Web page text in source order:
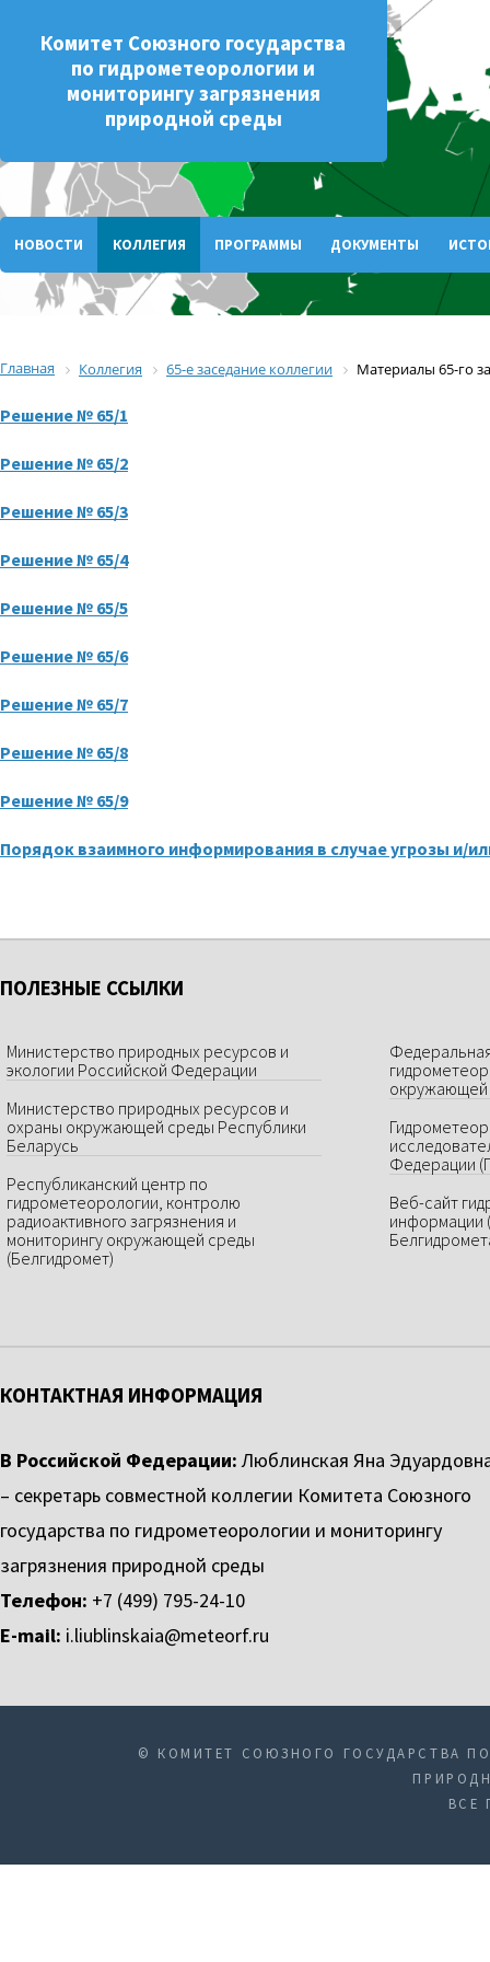
Комитет Союзного государства
по гидрометеорологии и
мониторингу загрязнения
природной среды
НОВОСТИ КОЛЛЕГИЯ ПРОГРАММЫ ДОКУМЕНТЫ
Главная Коллегия 65-е заседание коллегии Материалы 65-го
Решение № 65/1
Решение № 65/2
Решение № 65/3
Решение № 65/4
Решение № 65/5
Решение № 65/6
Решение № 65/7
Решение № 65/8
Решение № 65/9
Порядок взаимного информирования в случае угрозы и/
ПОЛЕЗНЫЕ ССЫЛКИ
Министерство природных ресурсов и
экологии Российской Федерации
Министерство природных ресурсов и
охраны окружающей среды Республики
Беларусь
Республиканский центр по
гидрометеорологии, контролю
радиоактивного загрязнения и
мониторингу окружающей среды
(Белгидромет)
окружающей
Федерации
Веб-сайт
информации
КОНТАКТНАЯ ИНФОРМАЦИЯ
В Российской Федерации:Люблинская Яна
– секретарь совместной коллегии Комитета Союзного
государства по гидрометеорологии и мониторингу
загрязнения природной среды
Телефон: +7 (499) 795-24-10
E-mail: i.liublinskaia@meteorf.ru
© КОМИТЕТ СОЮЗНОГО ГОСУДАРСТВА
ВСЕ